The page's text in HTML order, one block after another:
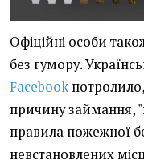
Офіційні особи
без гумору.
Facebook
причину займання,
правила пожежної
невстановлених